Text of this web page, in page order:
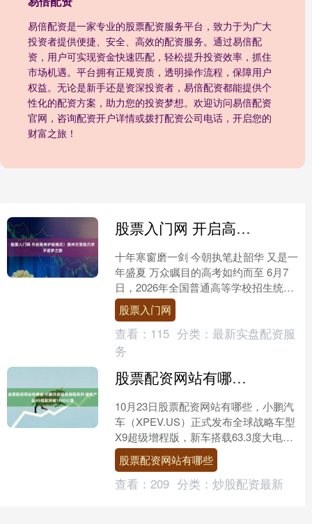
易倍配资是一家专业的股票配资服务平台，致力于为广大
投资者提供便捷、安全、高效的配资服务。通过易倍配
资，用户可实现资金快速匹配，轻松提升投资效率，抓住
市场机遇。平台拥有正规资质，透明操作流程，保障用户
权益。无论是新手还是资深投资者，易倍配资都能提供个
性化的配资方案，助力您的投资梦想。欢迎访问易倍配资
官网，咨询配资开户详情或拨打配资公司电话，开启您的
财富之旅！
股票入门网 开启高考护航模式！惠州交警助力学子逐梦之路
十年寒窗磨一剑 今朝执笔赴韶华 又是一
年盛夏 万众瞩目的高考如约而至 6月7
日，2026年全国普通高等学校招生统一
考试正式拉开帷幕。惠州市公安局交管
支队江东大队....
股票入门网
查看： 115 分类： 最新实盘配资服
务
股票配资网站有哪些 小鹏开启超级增程系列 首款产品X9续航突破1600公里
10月23日股票配资网站有哪些，小鹏汽
车（XPEV.US）正式发布全球战略车型
X9超级增程版，新车搭载63.3度大电池
与60L油箱，定位大7座增程车型，综合
续航....
股票配资网站有哪些
查看： 209 分类： 炒股配资最新